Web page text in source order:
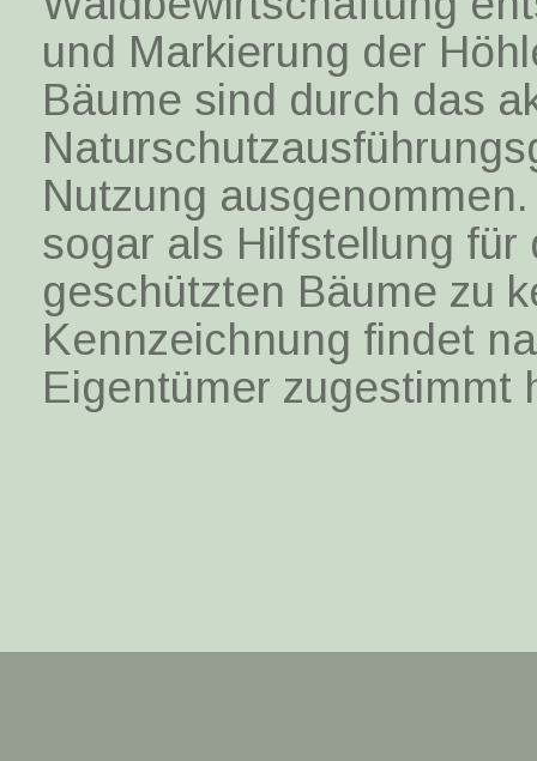
und Markierung der
Bäume sind durch das
Nutzung
sogar als Hilfstellung
geschützten Bäume zu
Kennzeichnung findet
Eigentümer zugestimmt